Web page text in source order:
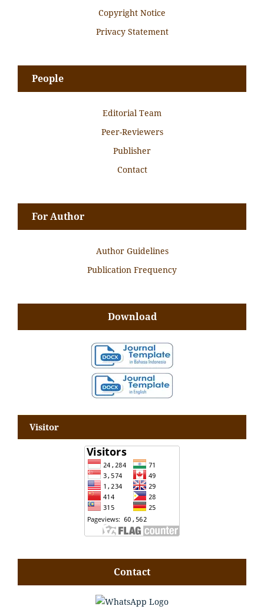
Copyright Notice
Privacy Statement
People
Editorial Team
Peer-Reviewers
Publisher
Contact
For Author
Author Guidelines
Publication Frequency
Download
Visitor
Contact